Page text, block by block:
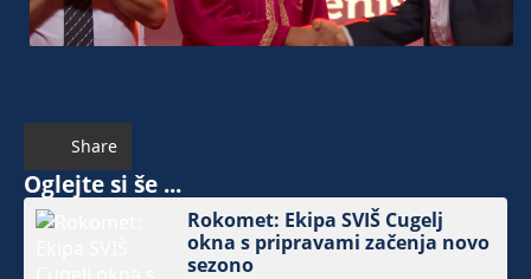
Share
Oglejte si še ...
Rokomet: Ekipa SVIŠ Cugelj
okna s pripravami začenja novo
sezono